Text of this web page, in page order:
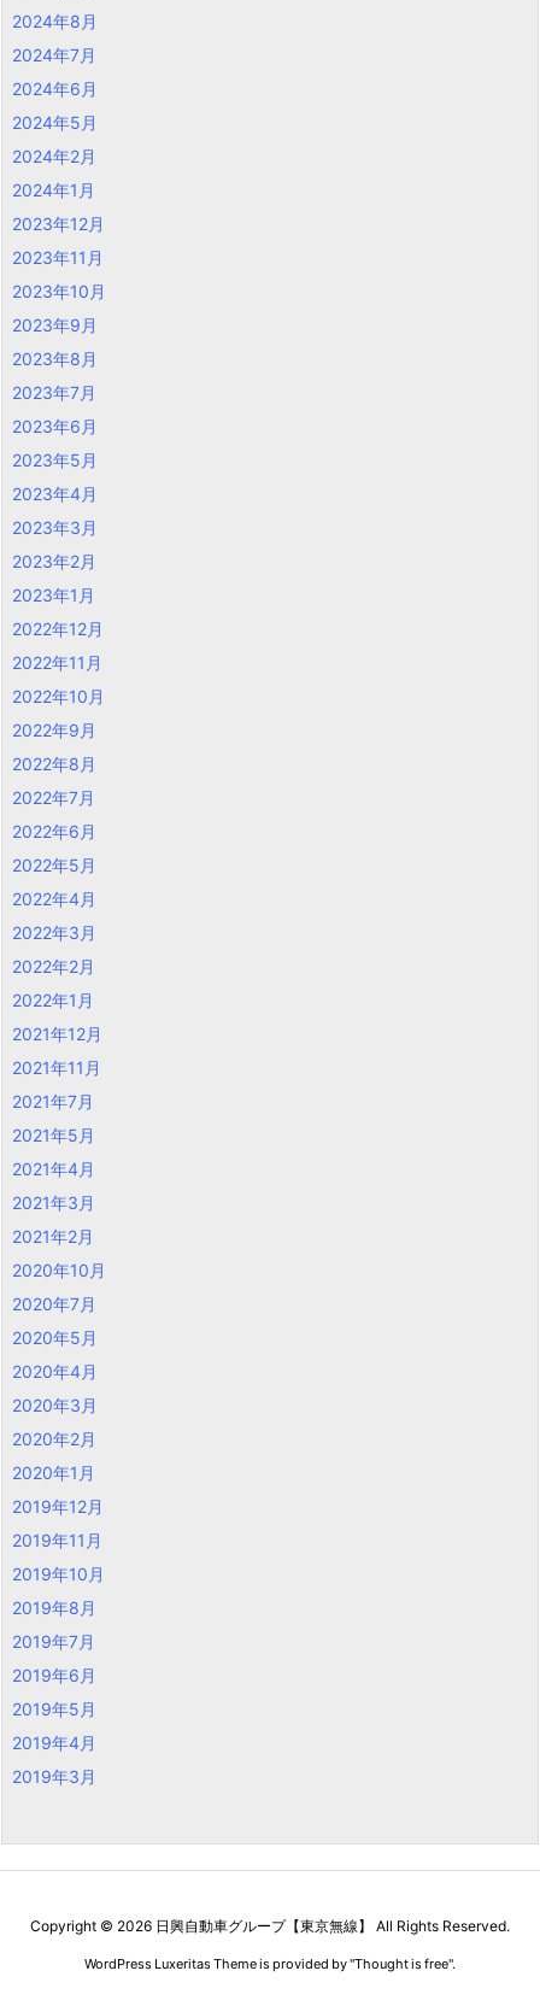
2024年8月
2024年7月
2024年6月
2024年5月
2024年2月
2024年1月
2023年12月
2023年11月
2023年10月
2023年9月
2023年8月
2023年7月
2023年6月
2023年5月
2023年4月
2023年3月
2023年2月
2023年1月
2022年12月
2022年11月
2022年10月
2022年9月
2022年8月
2022年7月
2022年6月
2022年5月
2022年4月
2022年3月
2022年2月
2022年1月
2021年12月
2021年11月
2021年7月
2021年5月
2021年4月
2021年3月
2021年2月
2020年10月
2020年7月
2020年5月
2020年4月
2020年3月
2020年2月
2020年1月
2019年12月
2019年11月
2019年10月
2019年8月
2019年7月
2019年6月
2019年5月
2019年4月
2019年3月
Copyright © 2026 日興自動車グループ【東京無線】 All Rights Reserved.
WordPress Luxeritas Theme is provided by "Thought is free".